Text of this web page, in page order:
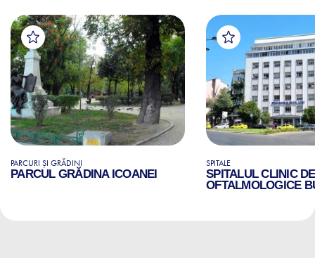
PARCURI ȘI GRĂDINI
PARCUL GRĂDINA ICOANEI
SPITALE
SPITALUL CLINIC
OFTALMOLOGICE